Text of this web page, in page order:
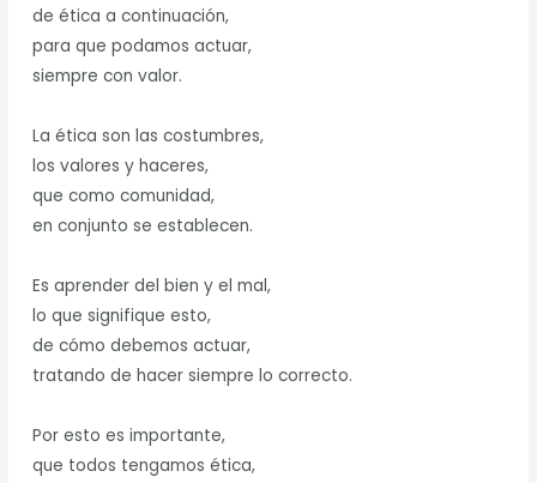
de ética a continuación,
para que podamos actuar,
siempre con valor.
La ética son las costumbres,
los valores y haceres,
que como comunidad,
en conjunto se establecen.
Es aprender del bien y el mal,
lo que signifique esto,
de cómo debemos actuar,
tratando de hacer siempre lo correcto.
Por esto es importante,
que todos tengamos ética,